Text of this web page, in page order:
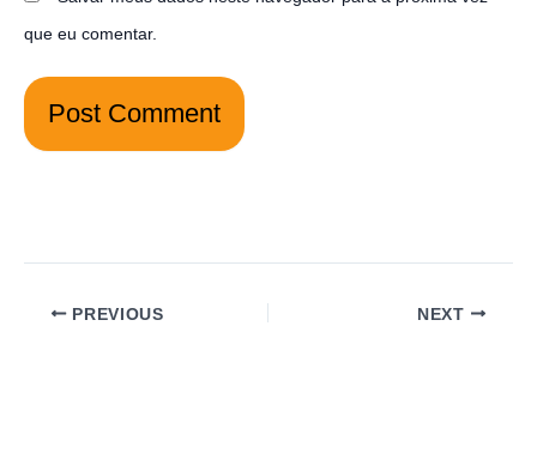
que eu comentar.
PREVIOUS NEXT